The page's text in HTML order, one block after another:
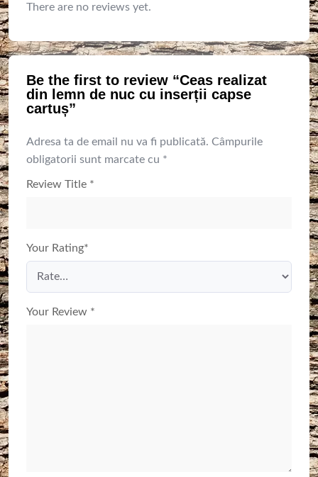
There are no reviews yet.
Be the first to review “Ceas realizat
din lemn de nuc cu inserții capse
cartuș”
Adresa ta de email nu va fi publicată. Câmpurile
obligatorii sunt marcate cu *
Review Title *
Your Rating*
Your Review *